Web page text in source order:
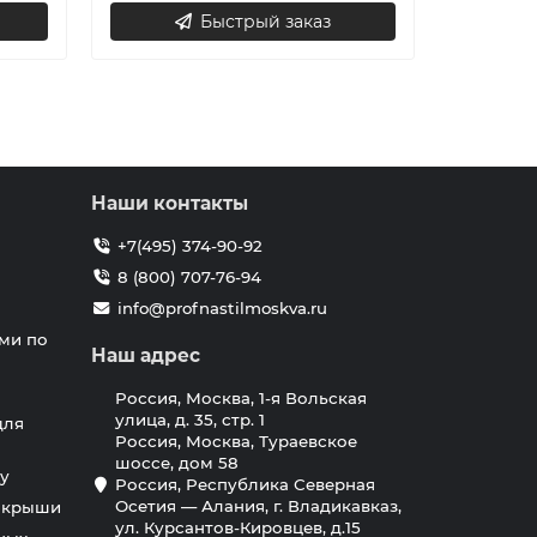
Быстрый заказ
по
крыши
Наши контакты
+7(495) 374-90-92
8 (800) 707-76-94
info@profnastilmoskva.ru
Наш адрес
Россия, Москва, 1-я Вольская
улица, д. 35, стр. 1
Россия, Москва, Тураевское
шоссе, дом 58
Россия, Республика Северная
Осетия — Алания, г. Владикавказ,
ул. Курсантов-Кировцев, д.15